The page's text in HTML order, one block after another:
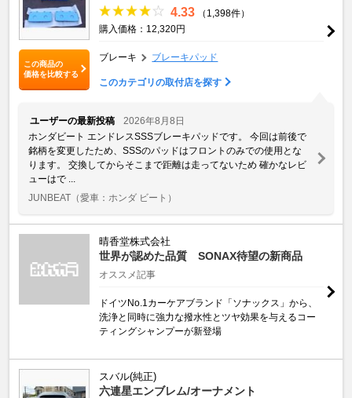
この商品の
価格を比較する
4.33
（1,398件）
購入価格：12,320円
ブレーキ ブレーキパッド
このカテゴリの取付店を探す
ユーザーの最新投稿
2026年8月8日
ホンダビート エンドレスSSSブレーキパッドです。 今回は前後で
銘柄を変更したため、SSSのパッドはフロントのみでの使用とな
ります。 交換してからそこまで距離は走ってないため 確かなレビ
ューはで ...
JUNBEAT （愛車：ホンダ ビート）
晴香堂株式会社
世界が認めた品質 SONAX待望の新商品
オススメ記事
ドイツNo.1カーケアブランド「ソナックス」から、
洗浄と同時に強力な撥水性とツヤ効果を与えるコー
ティングシャンプーが新登場
スバル(純正)
六連星エンブレム/オーナメント